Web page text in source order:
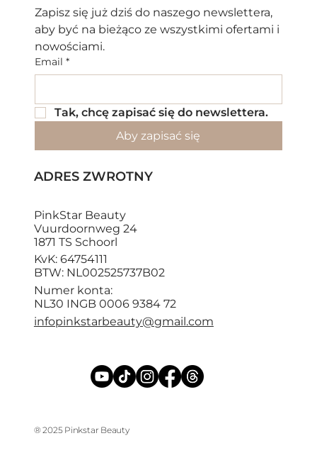
® 2025 Pinkstar Beauty
Zapisz się już dziś do naszego newslettera,
aby być na bieżąco ze wszystkimi ofertami i
nowościami.
Email *
Tak, chcę zapisać się do newslettera.
Aby zapisać się
ADRES ZWROTNY
PinkStar Beauty
Vuurdoornweg 24
1871 TS Schoorl
KvK: 64754111
BTW: NL002525737B02
Numer konta:
NL30 INGB 0006 9384 72
infopinkstarbeauty@gmail.com